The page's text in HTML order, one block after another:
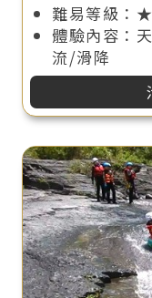
難易等級：
體驗內容：
流/滑降